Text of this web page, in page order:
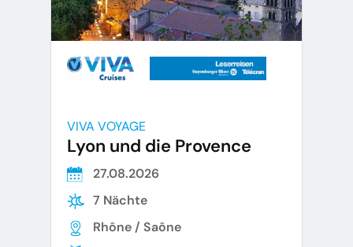
VIVA VOYAGE
Lyon und die Provence
27.08.2026
7 Nächte
Rhône / Saône